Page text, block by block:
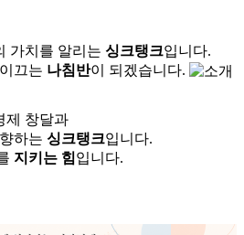
가치를 알리는 싱크탱크입니다.
끄는 나침반이 되겠습니다.
제 창달과
하는 싱크탱크입니다.
지키는 힘입니다.